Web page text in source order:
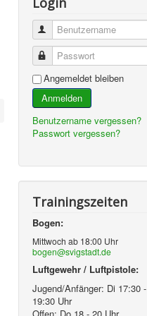
Benutzername
Passwort
Angemeldet bleiben
Anmelden
Benutzername vergessen?
Passwort vergessen?
Trainingszeiten
Bogen:
Mittwoch ab 18:00 Uhr
bogen@svigstadt.de
Luftgewehr / Luftpistole:
Jugend/Anfänger: Di 17:30 -
19:30 Uhr